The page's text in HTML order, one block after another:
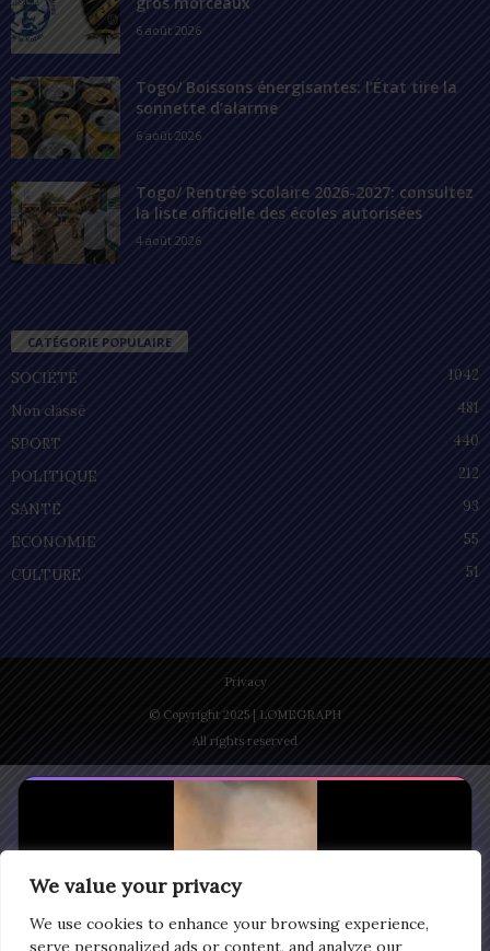
We value your privacy
We use cookies to enhance your browsing experience,
serve personalized ads or content, and analyze our
6 août 2026
Togo/ Boissons énergisantes: l’État tire la
sonnette d’alarme
6 août 2026
Togo/ Rentrée scolaire 2026-2027: consultez
la liste officielle des écoles autorisées
4 août 2026
CATÉGORIE POPULAIRE
SOCIÉTÉ
1042
Non classé
481
SPORT
440
POLITIQUE
212
SANTÉ
93
ECONOMIE
55
CULTURE
51
Privacy
© Copyright 2025 | LOMEGRAPH
All rights reserved